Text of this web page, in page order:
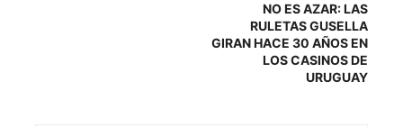
NO ES AZAR: LAS
RULETAS GUSELLA
GIRAN HACE 30 AÑOS EN
LOS CASINOS DE
URUGUAY